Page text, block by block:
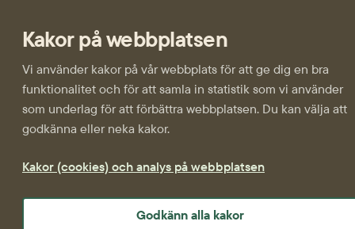
Kakor på webbplatsen
Vi använder kakor på vår webbplats för att ge dig en bra
funktionalitet och för att samla in statistik som vi använder
som underlag för att förbättra webbplatsen. Du kan välja att
godkänna eller neka kakor.
Kakor (cookies) och analys på webbplatsen
Godkänn alla kakor